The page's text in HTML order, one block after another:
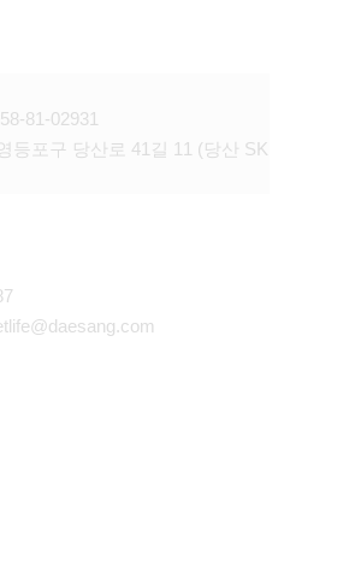
81-02931
등포구 당산로 41길 11 (당산 SK